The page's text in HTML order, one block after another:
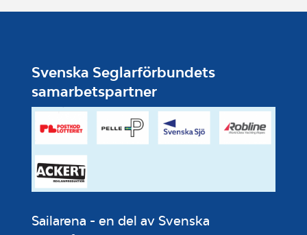
Svenska Seglarförbundets
samarbetspartner
Sailarena - en del av Svenska